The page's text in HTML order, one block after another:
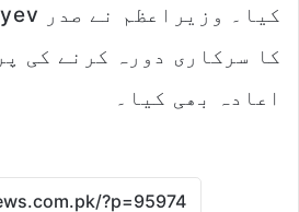
کا سرکاری دورہ کرنے کی
اعادہ بھی کیا۔